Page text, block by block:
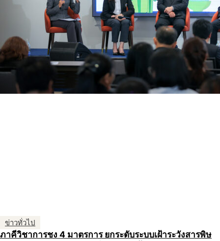
ข่าวทั่วไป
ภาคีวิชาการชง 4 มาตรการ ยกระดับระบบเฝ้าระวังสารพิษ